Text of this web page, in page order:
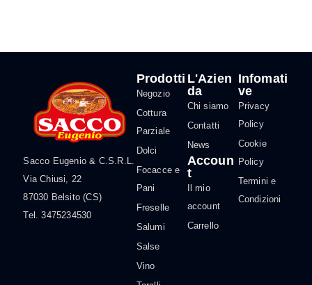
Sacco Eugenio & C.S.R.L.
Via Chiusi, 22
87030 Belsito (CS)
Tel. 3475234530
Prodotti
Negozio
Cottura
Parziale
Dolci
Focacce e
Pani
Freselle
Salumi
Salse
Vino
L'Azien
da
Chi siamo
Contatti
News
Accoun
t
Il mio
account
Carrello
Infomati
ve
Privacy
Policy
Cookie
Policy
Termini e
Condizioni